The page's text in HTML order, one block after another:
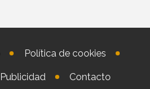
Política de cookies
Publicidad Contacto